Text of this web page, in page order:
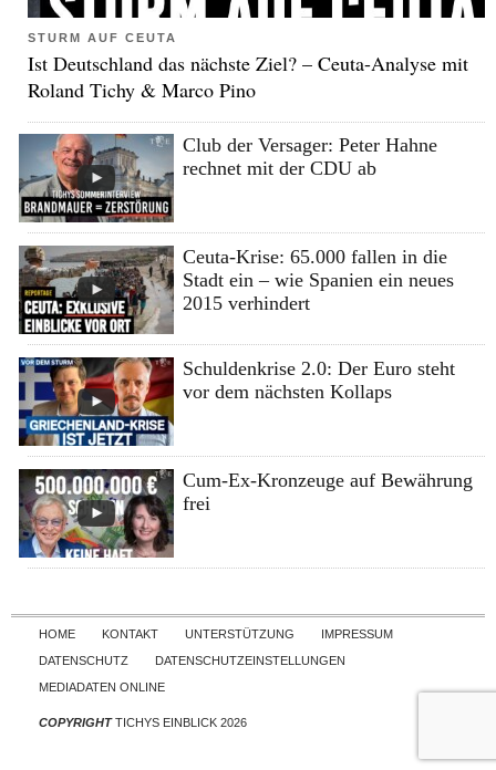
STURM AUF CEUTA
Ist Deutschland das nächste Ziel? – Ceuta-Analyse mit
Roland Tichy & Marco Pino
Club der Versager: Peter Hahne
rechnet mit der CDU ab
Ceuta-Krise: 65.000 fallen in die
Stadt ein – wie Spanien ein neues
2015 verhindert
Schuldenkrise 2.0: Der Euro steht
vor dem nächsten Kollaps
Cum-Ex-Kronzeuge auf Bewährung
frei
Skip to content
HOME KONTAKT UNTERSTÜTZUNG
IMPRESSUM
DATENSCHUTZ
DATENSCHUTZEINSTELLUNGEN
MEDIADATEN ONLINE
COPYRIGHTTICHYS EINBLICK 2026